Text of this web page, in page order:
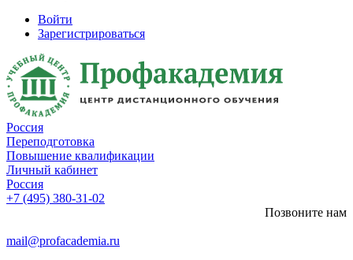
Войти
Зарегистрироваться
Россия
Переподготовка
Повышение квалификации
Личный кабинет
Россия
+7 (495) 380-31-02
Позвоните нам
mail@profacademia.ru